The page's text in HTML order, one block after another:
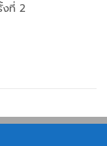
งที่ 2